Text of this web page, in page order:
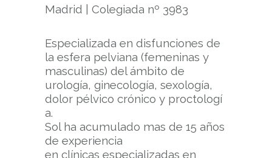
Madrid | Colegiada nº 3983
Especializada en disfunciones de
la esfera pelviana (femeninas y
masculinas) del ámbito de
urología, ginecología, sexología,
dolor pélvico crónico y proctologí
a.
Sol ha acumulado mas de 15 años
de experiencia
en clínicas especializadas en